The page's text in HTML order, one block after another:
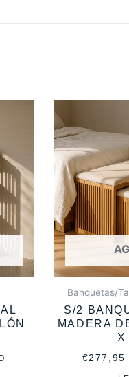
Banquetas/
S/2
MADERA
X
€277,95